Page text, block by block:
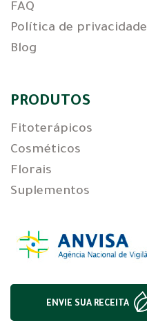
FAQ
Política de privacidade
Blog
PRODUTOS
Fitoterápicos
Cosméticos
Florais
Suplementos
ENVIE SUA RECEITA